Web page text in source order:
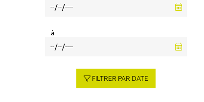
à
FILTRER PAR DATE